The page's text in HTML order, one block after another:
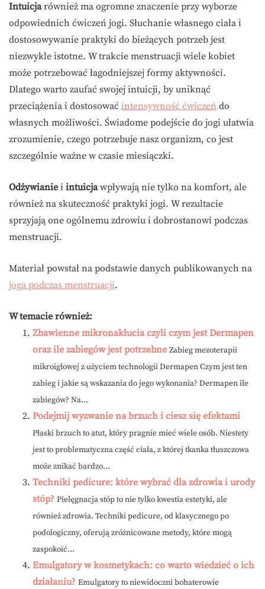
Intuicjarównież ma ogromne znaczenie przy wyborze
odpowiednich ćwiczeń jogi. Słuchanie własnego ciała i
dostosowywanie praktyki do bieżących potrzeb jest
niezwykle istotne. W trakcie menstruacji wiele kobiet
może potrzebować łagodniejszej formy aktywności.
Dlatego warto zaufać swojej intuicji, by uniknąć
przeciążenia i dostosować intensywność ćwiczeń do
własnych możliwości. Świadome podejście do jogi ułatwia
zrozumienie, czego potrzebuje nasz organizm, co jest
szczególnie ważne w czasie miesiączki.
Odżywianie i intuicjawpływają nie tylko na komfort, ale
również na skuteczność praktyki jogi. W rezultacie
sprzyjają one ogólnemu zdrowiu i dobrostanowi podczas
menstruacji.
Materiał powstał na podstawie danych publikowanych na
joga podczas menstruacji.
W temacie również:
Zbawienne mikronakłucia czyli czym jest Dermapen
oraz ile zabiegów jest potrzebne Zabieg mezoterapii
mikroigłowej z użyciem technologii Dermapen Czym jest ten
zabieg i jakie są wskazania do jego wykonania? Dermapen ile
zabiegów? Na...
Podejmij wyzwanie na brzuch i ciesz się efektami
Płaski brzuch to atut, który pragnie mieć wiele osób. Niestety
jest to problematyczna część ciała, z której tkanka tłuszczowa
może znikać bardzo...
Techniki pedicure: które wybrać dla zdrowia i urody
stóp? Pielęgnacja stóp to nie tylko kwestia estetyki, ale
również zdrowia. Techniki pedicure, od klasycznego po
podologiczny, oferują zróżnicowane metody, które mogą
zaspokoić...
Emulgatory w kosmetykach: co warto wiedzieć o ich
działaniu? Emulgatory to niewidoczni bohaterowie